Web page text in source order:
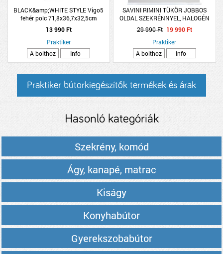
BLACK&amp;WHITE STYLE Vigo5
fehér polc 71,8x36,7x32,5cm
13 990 Ft
Praktiker
A bolthoz
Info
SAVINI RIMINI TÜKÖR JOBBOS
OLDAL SZEKRÉNNYEL, HALOGÉN
VILÁGÍTÁSSAL 99X105CM
29 990 Ft 19 990 Ft
Praktiker
A bolthoz
Info
Praktiker bútorkiegészítők termékek és árak
Hasonló kategóriák
Szekrény, komód
Ágy, kanapé, matrac
Kiságy
Konyhabútor
Gyerekszobabútor